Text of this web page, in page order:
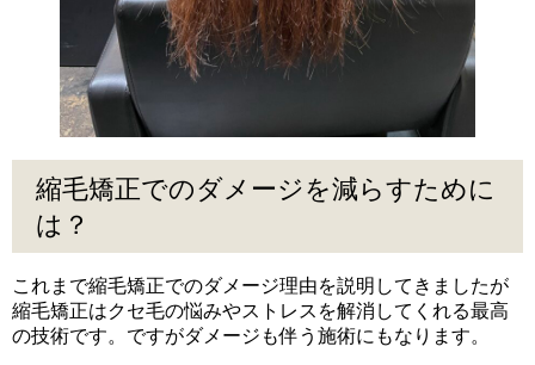
縮毛矯正でのダメージを減らすために
は？
これまで縮毛矯正でのダメージ理由を説明してきましたが
縮毛矯正はクセ毛の悩みやストレスを解消してくれる最高
の技術です。ですがダメージも伴う施術にもなります。